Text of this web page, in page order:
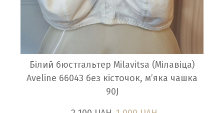
Білий бюстгальтер Milavitsa (Мілавіца)
Aveline 66043 без кісточок, м’яка чашка
90J